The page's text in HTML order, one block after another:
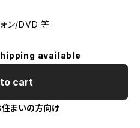
ン/DVD 等
available
cart
まいの方向け